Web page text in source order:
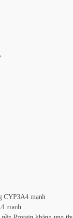
CYP3A4 mạnh
mạnh